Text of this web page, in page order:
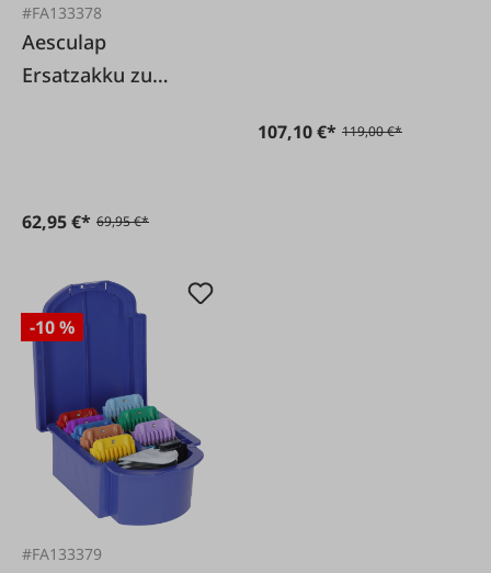
#FA133378
Aesculap
Ersatzakku zu
62,95 €* 69,95 €*
107,10 €* 119,00 €*
-10 %
#FA133379